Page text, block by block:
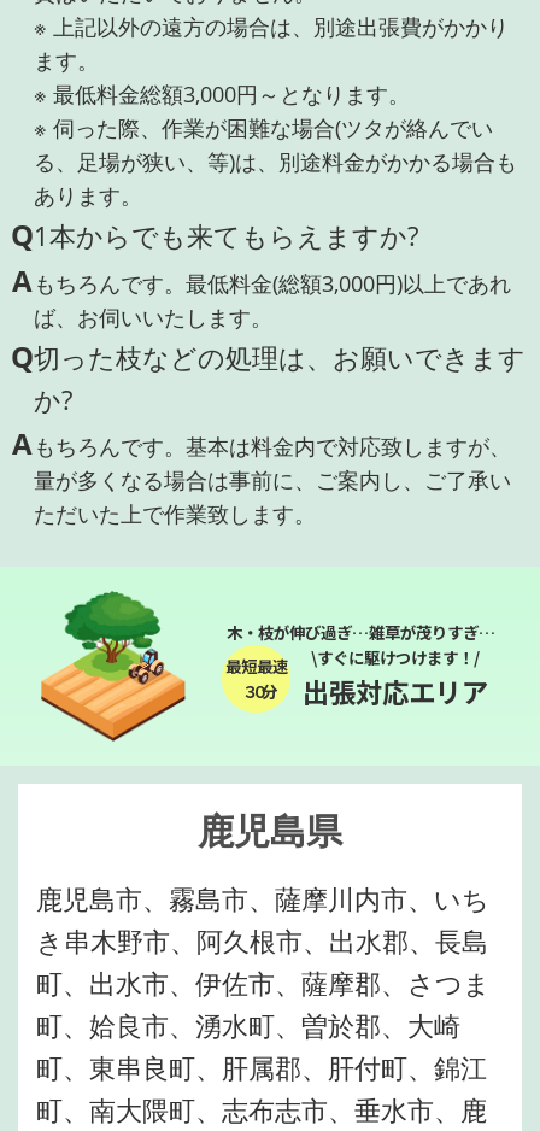
※ 上記以外の遠方の場合は、別途出張費がかかり
ます。
※ 最低料金総額3,000円～となります。
※ 伺った際、作業が困難な場合(ツタが絡んでい
る、足場が狭い、等)は、別途料金がかかる場合も
あります。
Q1本からでも来てもらえますか?
Aもちろんです。最低料金(総額3,000円)以上であれ
ば、お伺いいたします。
Q切った枝などの処理は、お願いできます
か?
Aもちろんです。基本は料金内で対応致しますが、
量が多くなる場合は事前に、ご案内し、ご了承い
ただいた上で作業致します。
木・枝が伸び過ぎ…雑草が茂りすぎ…
最短最速
３０分
\すぐに駆けつけます！/
出張対応エリア
鹿児島県
鹿児島市、霧島市、薩摩川内市、いち
き串木野市、阿久根市、出水郡、長島
町、出水市、伊佐市、薩摩郡、さつま
町、姶良市、湧水町、曽於郡、大崎
町、東串良町、肝属郡、肝付町、錦江
町、南大隈町、志布志市、垂水市、鹿